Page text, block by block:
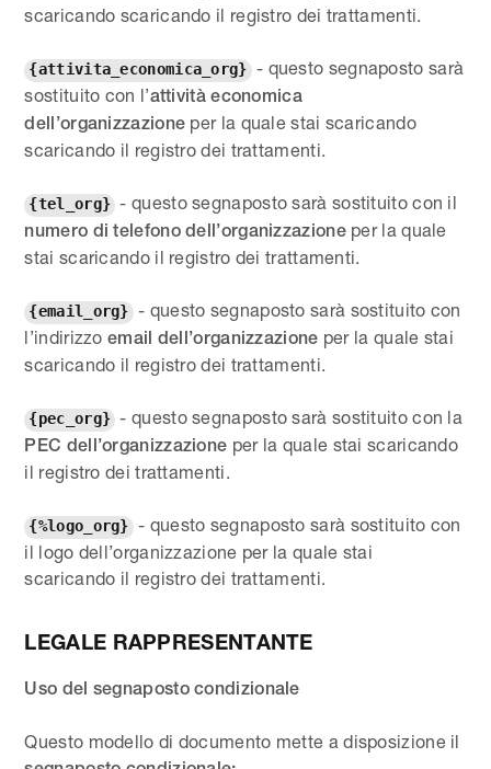
scaricando scaricando il registro dei trattamenti.
{attivita_economica_org} - questo segnaposto sarà
sostituito con l’attività economica
dell’organizzazione per la quale stai scaricando
scaricando il registro dei trattamenti.
{tel_org} - questo segnaposto sarà sostituito con il
numero di telefono dell’organizzazioneper la quale
stai scaricando il registro dei trattamenti.
{email_org} - questo segnaposto sarà sostituito con
l’indirizzoemail dell’organizzazione per la quale stai
scaricando il registro dei trattamenti.
{pec_org} - questo segnaposto sarà sostituito con la
PEC dell’organizzazione per la quale stai scaricando
il registro dei trattamenti.
{%logo_org} - questo segnaposto sarà sostituito con
il logo dell’organizzazione per la quale stai
scaricando il registro dei trattamenti.
LEGALE RAPPRESENTANTE
Uso del segnaposto condizionale
Questo modello di documento mette a disposizione il